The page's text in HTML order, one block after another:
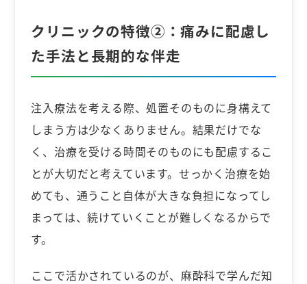
クリニックの特徴②：痛みに配慮し
た手法と長期的な伴走
注入療法を考える際、処置そのものに身構えて
しまう方は少なくありません。結果だけでな
く、治療を受ける時間そのものにも配慮するこ
とが大切だと考えています。せっかく治療を始
めても、通うこと自体が大きな負担になってし
まっては、続けていくことが難しくなるからで
す。
ここで活かされているのが、麻酔科で学んだ知